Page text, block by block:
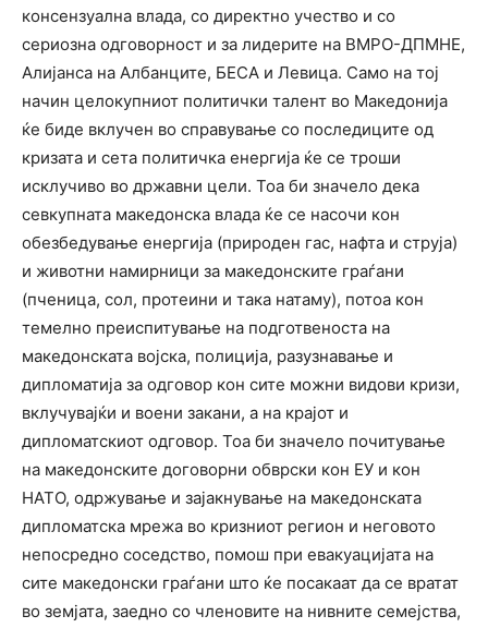
консензуална влада, со директно учество и со
сериозна одговорност и за лидерите на ВМРО-ДПМНЕ,
Алијанса на Албанците, БЕСА и Левица. Само на тој
начин целокупниот политички талент во Македонија
ќе биде вклучен во справување со последиците од
кризата и сета политичка енергија ќе се троши
исклучиво во државни цели. Тоа би значело дека
севкупната македонска влада ќе се насочи кон
обезбедување енергија (природен гас, нафта и струја)
и животни намирници за македонските граѓани
(пченица, сол, протеини и така натаму), потоа кон
темелно преиспитување на подготвеноста на
македонската војска, полиција, разузнавање и
дипломатија за одговор кон сите можни видови кризи,
вклучувајќи и воени закани, а на крајот и
дипломатскиот одговор. Тоа би значело почитување
на македонските договорни обврски кон ЕУ и кон
НАТО, одржување и зајакнување на македонската
дипломатска мрежа во кризниот регион и неговото
непосредно соседство, помош при евакуацијата на
сите македонски граѓани што ќе посакаат да се вратат
во земјата, заедно со членовите на нивните семејства,